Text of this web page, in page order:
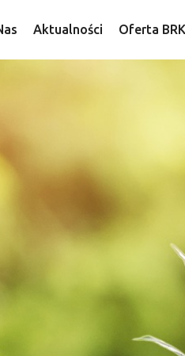
Aktualności Oferta BRK